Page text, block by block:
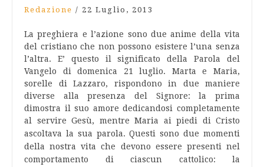
Redazione / 22 Luglio, 2013
La preghiera e l’azione sono due anime della vita
del cristiano che non possono esistere l’una senza
l’altra. E’ questo il significato della Parola del
Vangelo di domenica 21 luglio. Marta e Maria,
sorelle di Lazzaro, rispondono in due maniere
diverse alla presenza del Signore: la prima
dimostra il suo amore dedicandosi completamente
al servire Gesù, mentre Maria ai piedi di Cristo
ascoltava la sua parola. Questi sono due momenti
della nostra vita che devono essere presenti nel
comportamento di ciascun cattolico: la